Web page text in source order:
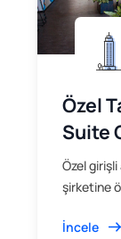
Özel
Suite
Özel
şirketine
İncele